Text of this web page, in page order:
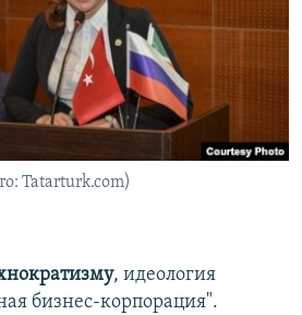
Tatarturk.com)
, идеология
бизнес-корпорация".